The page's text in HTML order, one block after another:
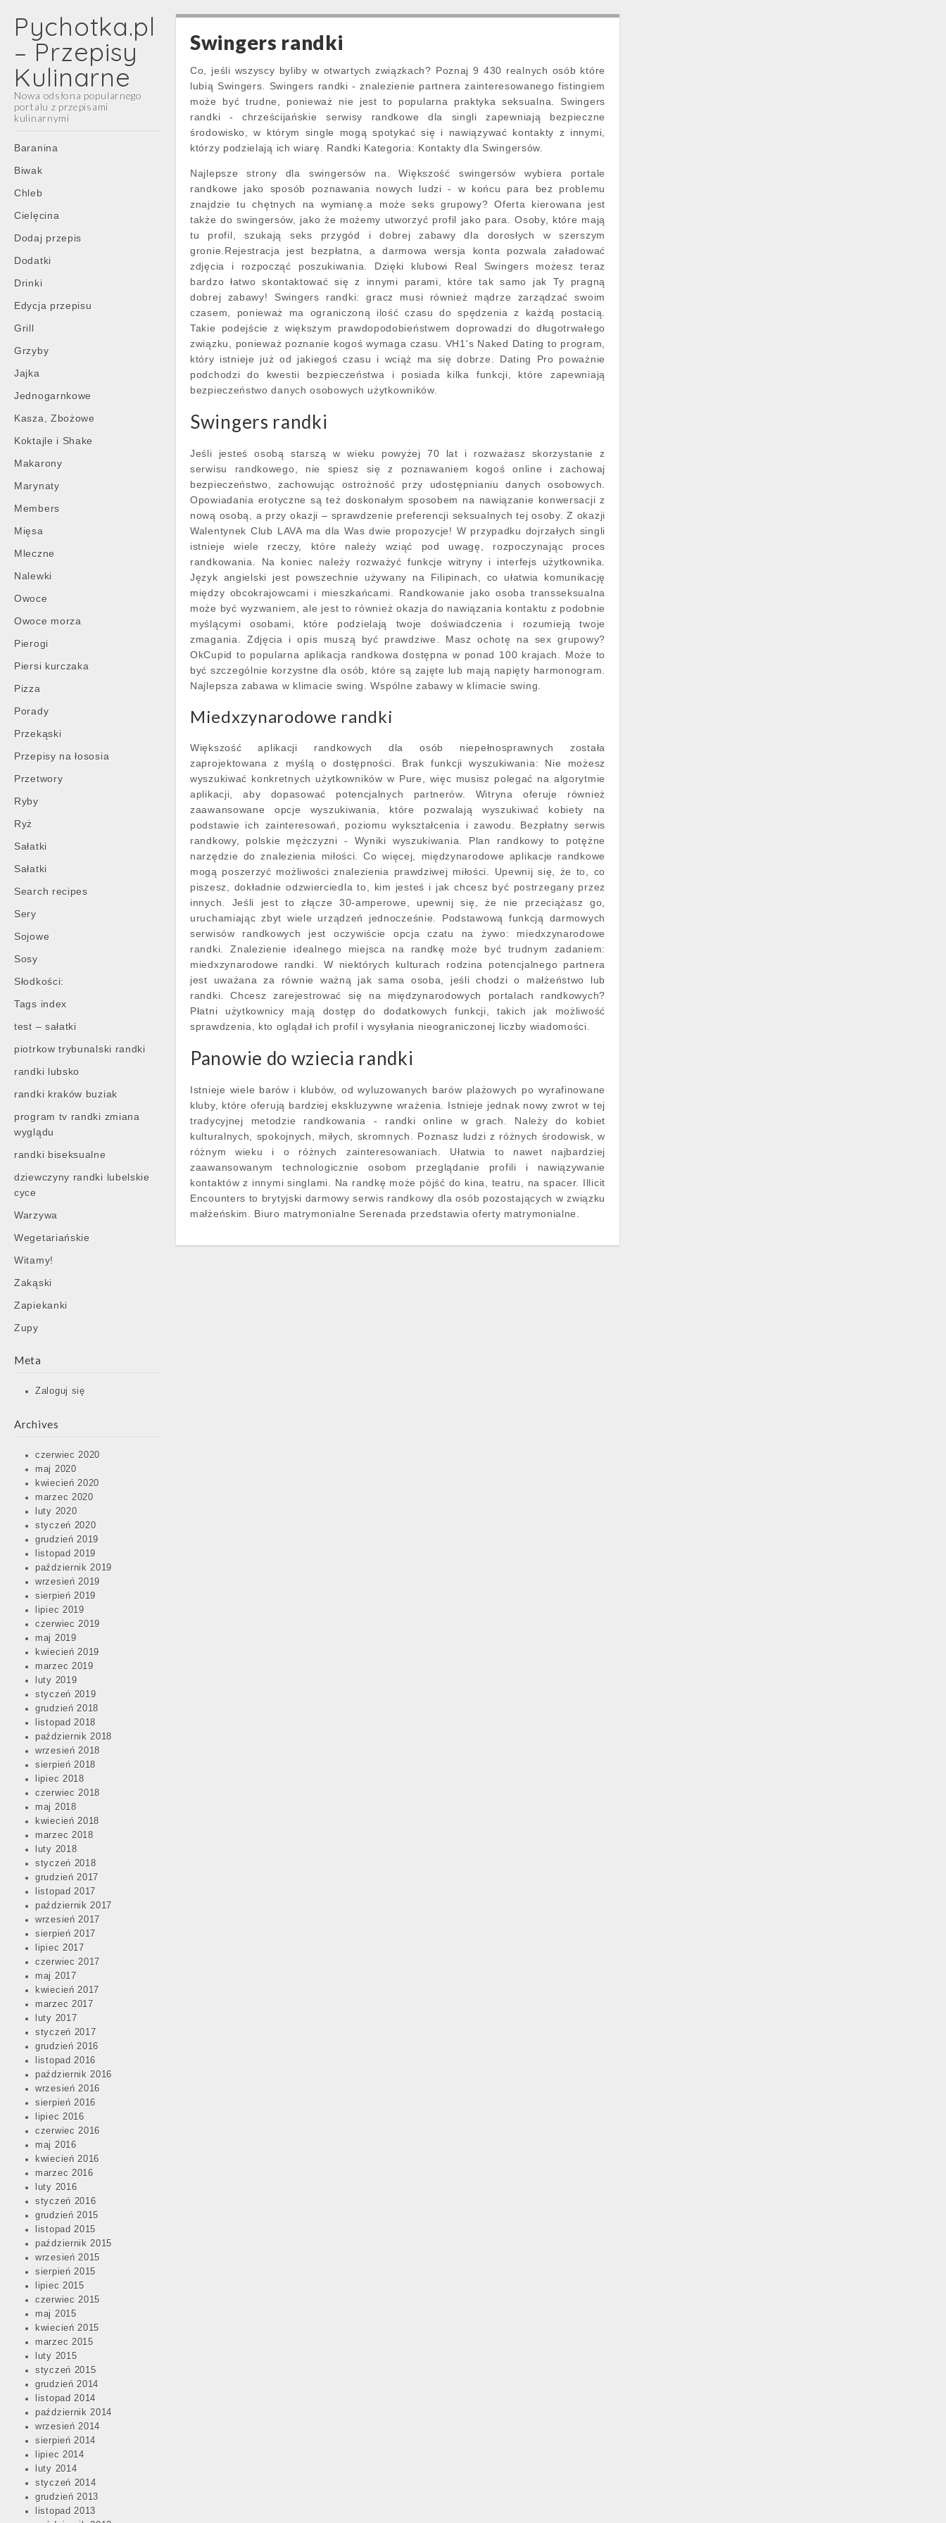
Pychotka.pl
– Przepisy
Kulinarne
Nowa odsłona popularnego
portalu z przepisami
kulinarnymi
Main
menu
Skip
content
Baranina
Biwak
Chleb
Cielęcina
Dodaj przepis
Dodatki
Drinki
Edycja przepisu
Grill
Grzyby
Jajka
Jednogarnkowe
Kasza, Zbożowe
Koktajle i Shake
Makarony
Marynaty
Members
Mięsa
Mleczne
Nalewki
Owoce
Owoce morza
Pierogi
Piersi kurczaka
Pizza
Porady
Przekąski
Przepisy na łososia
Przetwory
Ryby
Ryż
Sałatki
Sałatki
Search recipes
Sery
Sojowe
Sosy
Słodkości:
Tags index
test – sałatki
piotrkow trybunalski randki
randki lubsko
randki kraków buziak
program tv randki zmiana
wyglądu
randki biseksualne
dziewczyny randki lubelskie
cyce
Warzywa
Wegetariańskie
Witamy!
Zakąski
Zapiekanki
Zupy
Meta
Zaloguj się
Archives
czerwiec 2020
maj 2020
kwiecień 2020
marzec 2020
luty 2020
styczeń 2020
grudzień 2019
listopad 2019
październik 2019
wrzesień 2019
sierpień 2019
lipiec 2019
czerwiec 2019
maj 2019
kwiecień 2019
marzec 2019
luty 2019
styczeń 2019
grudzień 2018
listopad 2018
październik 2018
wrzesień 2018
sierpień 2018
lipiec 2018
czerwiec 2018
maj 2018
kwiecień 2018
marzec 2018
luty 2018
styczeń 2018
grudzień 2017
listopad 2017
październik 2017
wrzesień 2017
sierpień 2017
lipiec 2017
czerwiec 2017
maj 2017
kwiecień 2017
marzec 2017
luty 2017
styczeń 2017
grudzień 2016
listopad 2016
październik 2016
wrzesień 2016
sierpień 2016
lipiec 2016
czerwiec 2016
maj 2016
kwiecień 2016
marzec 2016
luty 2016
styczeń 2016
grudzień 2015
listopad 2015
październik 2015
wrzesień 2015
sierpień 2015
lipiec 2015
czerwiec 2015
maj 2015
kwiecień 2015
marzec 2015
luty 2015
styczeń 2015
grudzień 2014
listopad 2014
październik 2014
wrzesień 2014
sierpień 2014
lipiec 2014
luty 2014
styczeń 2014
grudzień 2013
listopad 2013
Swingers randki
Co, jeśli wszyscy byliby w otwartych związkach? Poznaj 9 430 realnych osób które
lubią Swingers. Swingers randki - znalezienie partnera zainteresowanego fistingiem
może być trudne, ponieważ nie jest to popularna praktyka seksualna. Swingers
randki - chrześcijańskie serwisy randkowe dla singli zapewniają bezpieczne
środowisko, w którym single mogą spotykać się i nawiązywać kontakty z innymi,
którzy podzielają ich wiarę. Randki Kategoria: Kontakty dla Swingersów.
Najlepsze strony dla swingersów na. Większość swingersów wybiera portale
randkowe jako sposób poznawania nowych ludzi - w końcu para bez problemu
znajdzie tu chętnych na wymianę.a może seks grupowy? Oferta kierowana jest
także do swingersów, jako że możemy utworzyć profil jako para. Osoby, które mają
tu profil, szukają seks przygód i dobrej zabawy dla dorosłych w szerszym
gronie.Rejestracja jest bezpłatna, a darmowa wersja konta pozwala załadować
zdjęcia i rozpocząć poszukiwania. Dzięki klubowi Real Swingers możesz teraz
bardzo łatwo skontaktować się z innymi parami, które tak samo jak Ty pragną
dobrej zabawy! Swingers randki: gracz musi również mądrze zarządzać swoim
czasem, ponieważ ma ograniczoną ilość czasu do spędzenia z każdą postacią.
Takie podejście z większym prawdopodobieństwem doprowadzi do długotrwałego
związku, ponieważ poznanie kogoś wymaga czasu. VH1's Naked Dating to program,
który istnieje już od jakiegoś czasu i wciąż ma się dobrze. Dating Pro poważnie
podchodzi do kwestii bezpieczeństwa i posiada kilka funkcji, które zapewniają
bezpieczeństwo danych osobowych użytkowników.
Swingers randki
Jeśli jesteś osobą starszą w wieku powyżej 70 lat i rozważasz skorzystanie z
serwisu randkowego, nie spiesz się z poznawaniem kogoś online i zachowaj
bezpieczeństwo, zachowując ostrożność przy udostępnianiu danych osobowych.
Opowiadania erotyczne są też doskonałym sposobem na nawiązanie konwersacji z
nową osobą, a przy okazji – sprawdzenie preferencji seksualnych tej osoby. Z okazji
Walentynek Club LAVA ma dla Was dwie propozycje! W przypadku dojrzałych singli
istnieje wiele rzeczy, które należy wziąć pod uwagę, rozpoczynając proces
randkowania. Na koniec należy rozważyć funkcje witryny i interfejs użytkownika.
Język angielski jest powszechnie używany na Filipinach, co ułatwia komunikację
między obcokrajowcami i mieszkańcami. Randkowanie jako osoba transseksualna
może być wyzwaniem, ale jest to również okazja do nawiązania kontaktu z podobnie
myślącymi osobami, które podzielają twoje doświadczenia i rozumieją twoje
zmagania. Zdjęcia i opis muszą być prawdziwe. Masz ochotę na sex grupowy?
OkCupid to popularna aplikacja randkowa dostępna w ponad 100 krajach. Może to
być szczególnie korzystne dla osób, które są zajęte lub mają napięty harmonogram.
Najlepsza zabawa w klimacie swing. Wspólne zabawy w klimacie swing.
Miedxzynarodowe randki
Większość aplikacji randkowych dla osób niepełnosprawnych została
zaprojektowana z myślą o dostępności. Brak funkcji wyszukiwania: Nie możesz
wyszukiwać konkretnych użytkowników w Pure, więc musisz polegać na algorytmie
aplikacji, aby dopasować potencjalnych partnerów. Witryna oferuje również
zaawansowane opcje wyszukiwania, które pozwalają wyszukiwać kobiety na
podstawie ich zainteresowań, poziomu wykształcenia i zawodu. Bezpłatny serwis
randkowy, polskie mężczyzni - Wyniki wyszukiwania. Plan randkowy to potężne
narzędzie do znalezienia miłości. Co więcej, międzynarodowe aplikacje randkowe
mogą poszerzyć możliwości znalezienia prawdziwej miłości. Upewnij się, że to, co
piszesz, dokładnie odzwierciedla to, kim jesteś i jak chcesz być postrzegany przez
innych. Jeśli jest to złącze 30-amperowe, upewnij się, że nie przeciążasz go,
uruchamiając zbyt wiele urządzeń jednocześnie. Podstawową funkcją darmowych
serwisów randkowych jest oczywiście opcja czatu na żywo: miedxzynarodowe
randki. Znalezienie idealnego miejsca na randkę może być trudnym zadaniem:
miedxzynarodowe randki. W niektórych kulturach rodzina potencjalnego partnera
jest uważana za równie ważną jak sama osoba, jeśli chodzi o małżeństwo lub
randki. Chcesz zarejestrować się na międzynarodowych portalach randkowych?
Płatni użytkownicy mają dostęp do dodatkowych funkcji, takich jak możliwość
sprawdzenia, kto oglądał ich profil i wysyłania nieograniczonej liczby wiadomości.
Panowie do wziecia randki
Istnieje wiele barów i klubów, od wyluzowanych barów plażowych po wyrafinowane
kluby, które oferują bardziej ekskluzywne wrażenia. Istnieje jednak nowy zwrot w tej
tradycyjnej metodzie randkowania - randki online w grach. Należy do kobiet
kulturalnych, spokojnych, miłych, skromnych. Poznasz ludzi z różnych środowisk, w
różnym wieku i o różnych zainteresowaniach. Ułatwia to nawet najbardziej
zaawansowanym technologicznie osobom przeglądanie profili i nawiązywanie
kontaktów z innymi singlami. Na randkę może pójść do kina, teatru, na spacer. Illicit
Encounters to brytyjski darmowy serwis randkowy dla osób pozostających w związku
małżeńskim. Biuro matrymonialne Serenada przedstawia oferty matrymonialne.